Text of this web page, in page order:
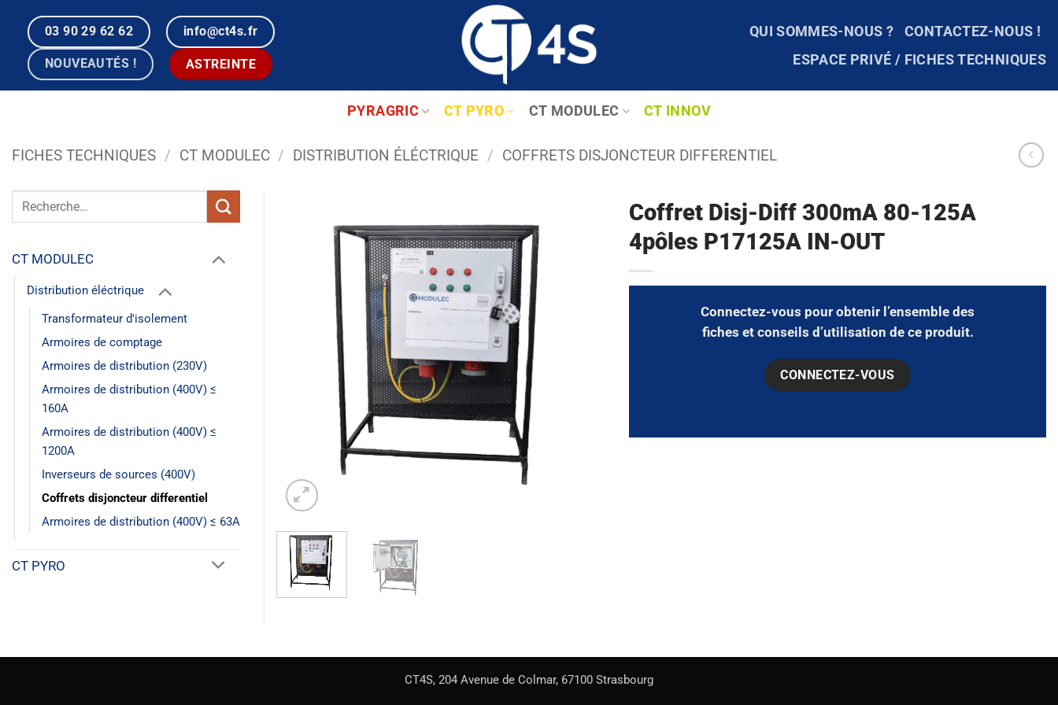
contenu
03 90 29 62 62 info@ct4s.fr
NOUVEAUTÉS ! ASTREINTE
QUI SOMMES-NOUS ?
CONTACTEZ-NOUS !
ESPACE PRIVÉ / FICHES TECHNIQUES
PYRAGRIC CT PYRO CT MODULEC CT INNOV
FICHES TECHNIQUES / CT MODULEC / DISTRIBUTION ÉLÉCTRIQUE / COFFRETS DISJONCTEUR DIFFERENTIEL
Coffret Disj-Diff 300mA 80-125A
4pôles P17125A IN-OUT
Connectez-vous pour obtenir l’ensemble des
fiches et conseils d’utilisation de ce produit.
CONNECTEZ-VOUS
Recherche
CT MODULEC
Distribution éléctrique
Transformateur d'isolement
Armoires de comptage
Armoires de distribution (230V)
Armoires de distribution (400V) ≤
160A
Armoires de distribution (400V) ≤
1200A
Inverseurs de sources (400V)
Coffrets disjoncteur differentiel
Armoires de distribution (400V) ≤ 63A
CT PYRO
CT4S, 204 Avenue de Colmar, 67100 Strasbourg